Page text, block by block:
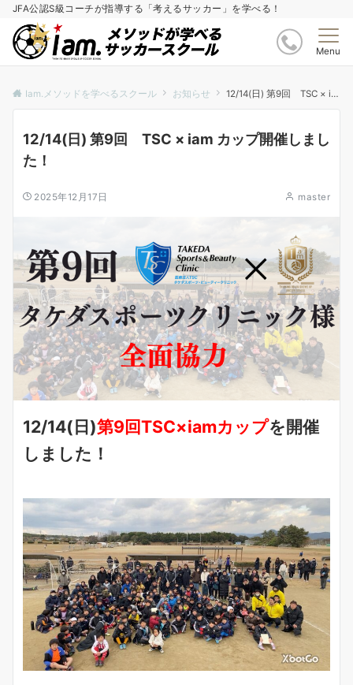
JFA公認S級コーチが指導する「考えるサッカー」を学べる！
Menu
Iam.メソッドを学べるスクール お知らせ 12/14(日) 第9回 TSC × iam カップ開催しました！
12/14(日) 第9回 TSC × iam カップ開催しまし
た！
2025年12月17日 master
12/14(日)第9回TSC×iamカップを開催
しました！